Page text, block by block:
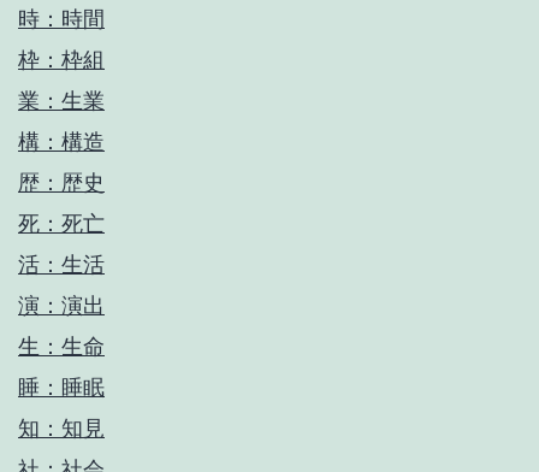
時：時間
枠：枠組
業：生業
構：構造
歴：歴史
死：死亡
活：生活
演：演出
生：生命
睡：睡眠
知：知見